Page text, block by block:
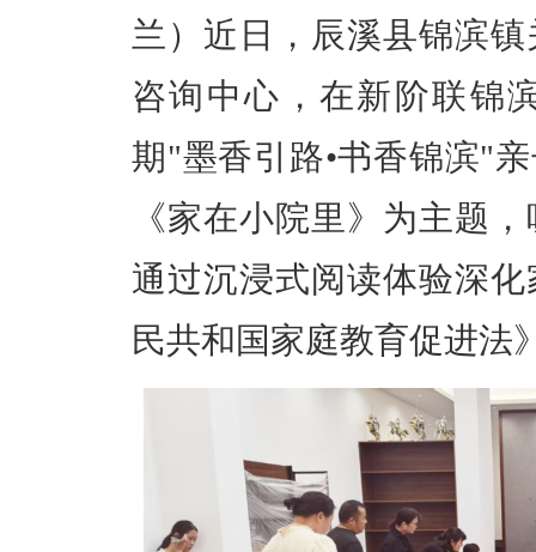
兰 ）近日
，辰溪县锦滨
咨询中心，在新阶联锦
期"墨香引路•书香锦滨"
《家在小院里》为主题
通过沉浸式阅读体验深
民共和国家庭教育促进法